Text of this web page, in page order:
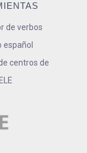
de verbos
español
centros de